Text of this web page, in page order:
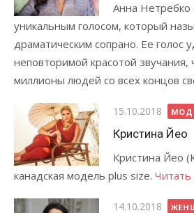
Анна Нетребко
уникальным голосом, который
драматическим сопрано. Ее голос
неповторимой красотой звучания,
миллионы людей со всех концов
Опубликовано
15.10.2018
Кристина Йео
Кристина Йео
канадская модель plus size. Читать
Опубликовано
14.10.2018